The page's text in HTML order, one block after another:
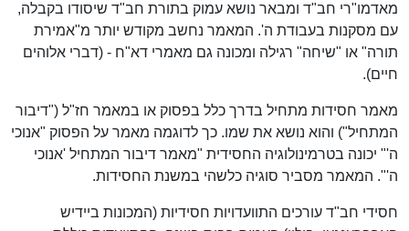
מאדמו"רי חב"ד ומבאר נושא עמוק בתורת חב"ד שיסודו בקבלה,
עם מסקנות בעבודת ה'. המאמר נחשב מקודש יותר מ"אמירת
תורה" או "שיחה" רגילה ומכונה גם מאמרי דא"ח - (דברי אלוהים
חיים).
מאמר חסידות מתחיל בדרך כלל בפסוק או במאמר חז"ל ("דיבור
המתחיל") והוא נושא את שמו. כך לדוגמה מאמר על הפסוק "אנוכי
ה'" יכונה בטרמינולוגיה החסידית "מאמר דיבור המתחיל 'אנוכי
ה'". המאמר מסביר סוגיה כלשהי במשנת החסידות.
חסידי חב"ד עורכים התוועדויות חסידיות (המכונות ביידיש